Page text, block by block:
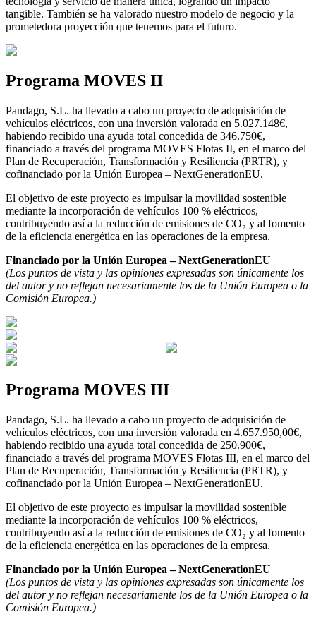
tangible. También se ha valorado nuestro modelo de negocio y la
prometedora proyección que tenemos para el futuro.
Programa MOVES II
Pandago, S.L. ha llevado a cabo un proyecto de adquisición de
vehículos eléctricos, con una inversión valorada en 5.027.148€,
habiendo recibido una ayuda total concedida de 346.750€,
financiado a través del programa MOVES Flotas II, en el marco del
Plan de Recuperación, Transformación y Resiliencia (PRTR), y
cofinanciado por la Unión Europea – NextGenerationEU.
El objetivo de este proyecto es impulsar la movilidad sostenible
mediante la incorporación de vehículos 100 % eléctricos,
contribuyendo así a la reducción de emisiones de CO₂ y al fomento
de la eficiencia energética en las operaciones de la empresa.
Financiado por la Unión Europea – NextGenerationEU
(Los puntos de vista y las opiniones expresadas son únicamente los
del autor y no reflejan necesariamente los de la Unión Europea o la
Comisión Europea.)
Programa MOVES III
Pandago, S.L. ha llevado a cabo un proyecto de adquisición de
vehículos eléctricos, con una inversión valorada en 4.657.950,00€,
habiendo recibido una ayuda total concedida de 250.900€,
financiado a través del programa MOVES Flotas III, en el marco del
Plan de Recuperación, Transformación y Resiliencia (PRTR), y
cofinanciado por la Unión Europea – NextGenerationEU.
El objetivo de este proyecto es impulsar la movilidad sostenible
mediante la incorporación de vehículos 100 % eléctricos,
contribuyendo así a la reducción de emisiones de CO₂ y al fomento
de la eficiencia energética en las operaciones de la empresa.
Financiado por la Unión Europea – NextGenerationEU
(Los puntos de vista y las opiniones expresadas son únicamente los
del autor y no reflejan necesariamente los de la Unión Europea o la
Comisión Europea.)